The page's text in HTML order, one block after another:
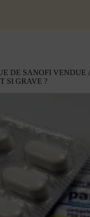
DE SANOFI VENDUE
SI GRAVE ?